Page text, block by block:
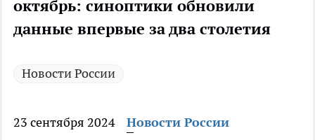
октябрь: синоптики обновили
данные впервые за два столетия
Новости России
23 сентября 2024
Новости России